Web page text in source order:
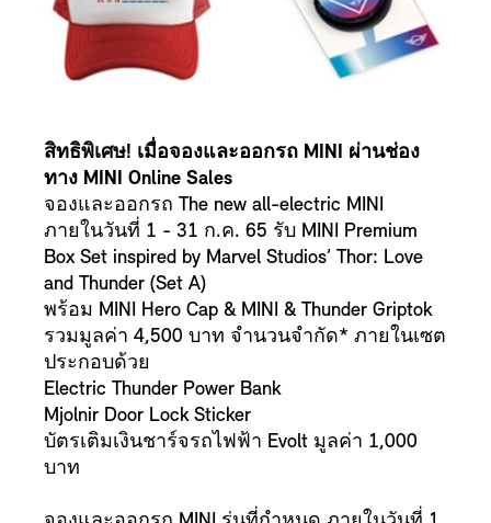
สิทธิพิเศษ! เมื่อจองและออกรถ MINI ผ่านช่อง
ทาง MINI Online Sales
จองและออกรถ The new all-electric MINI
ภายในวันที่ 1 - 31 ก.ค. 65 รับ MINI Premium
Box Set inspired by Marvel Studios’ Thor: Love
and Thunder (Set A)
พร้อม MINI Hero Cap & MINI & Thunder Griptok
รวมมูลค่า 4,500 บาท จำนวนจำกัด* ภายในเซต
ประกอบด้วย
Electric Thunder Power Bank
Mjolnir Door Lock Sticker
บัตรเติมเงินชาร์จรถไฟฟ้า Evolt มูลค่า 1,000
บาท